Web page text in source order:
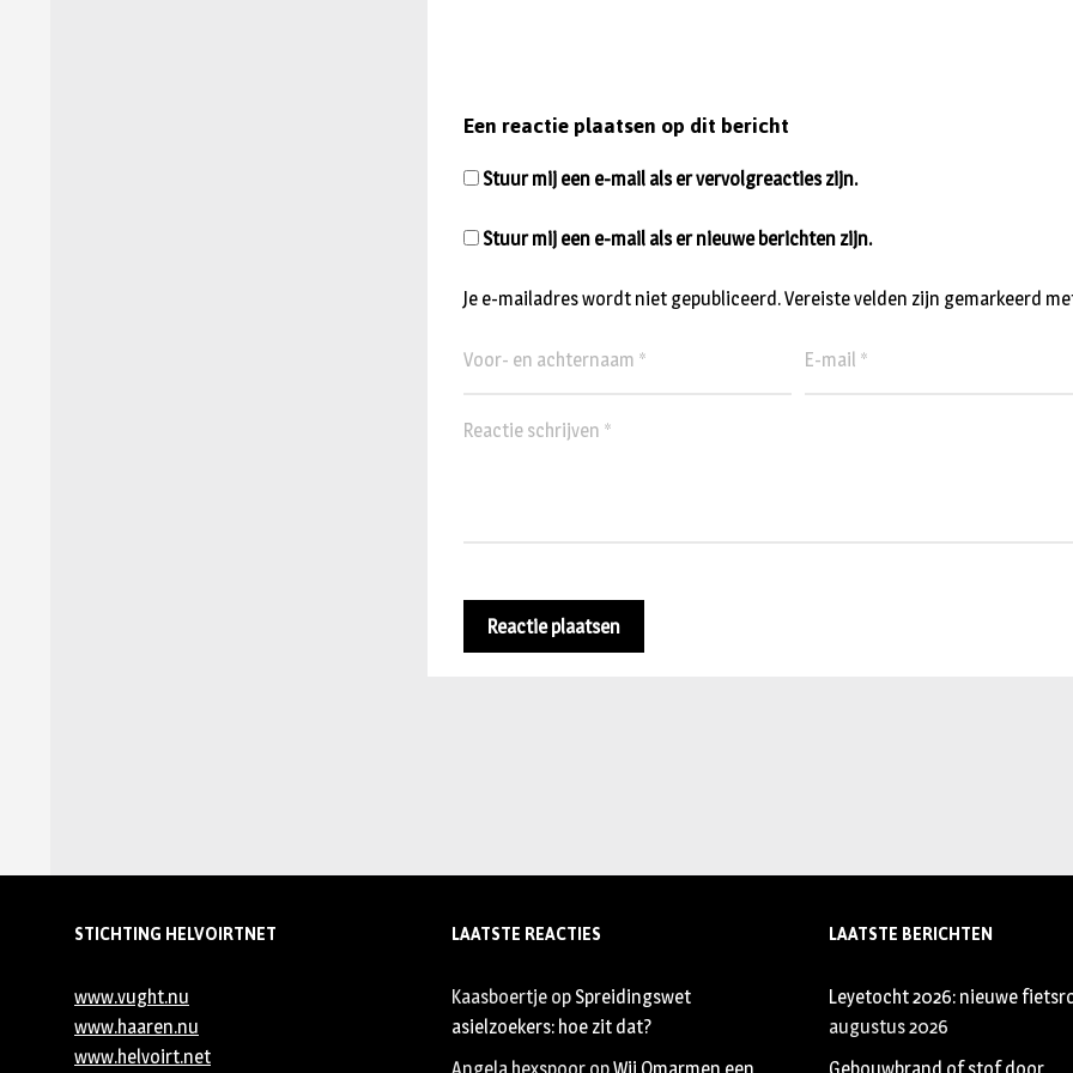
Een reactie plaatsen op dit bericht
Je e-mailadres wordt niet gepubliceerd.Vereiste velden zijn gemarkeerd
Stuur mij een e-mail als er vervolgreacties zijn.
Stuur mij een e-mail als er nieuwe berichten zijn.
STICHTING HELVOIRTNET
www.vught.nu
www.haaren.nu
www.helvoirt.net
LAATSTE REACTIES
Kaasboertje op Spreidingswet
asielzoekers: hoe zit dat?
LAATSTE BERICHTEN
Leyetocht 2026: nieuwe
augustus 2026